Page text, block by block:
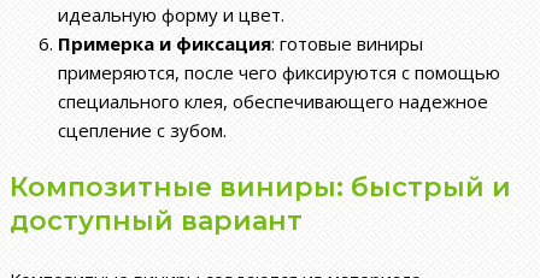
идеальную форму и цвет.
Примерка и фиксация: готовые виниры
примеряются, после чего фиксируются с помощью
специального клея, обеспечивающего надежное
сцепление с зубом.
Композитные виниры: быстрый и
доступный вариант